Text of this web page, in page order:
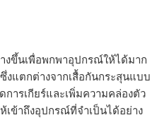
งขึ้นเพื่อพกพาอุปกรณ์ให้ได้มาก
งแตกต่างจากเสื้อกันกระสุนแบบ
ารเกียร์และเพิ่มความคล่องตัว
ข้าถึงอุปกรณ์ที่จำเป็นได้อย่าง